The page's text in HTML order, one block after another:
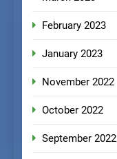
February 2023
January 2023
November 2022
October 2022
September 2022